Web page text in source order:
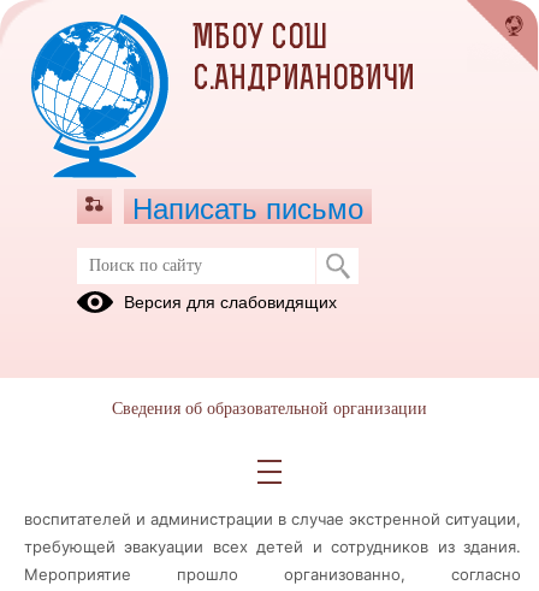
Эвакуация
10.10.2024г работниками ПЧ 6/8 с. Андриановичи ГКПТУ СО
«ОПС Свердловской области № 6» было проведено занятие по
сада №17 "Тополёк" филиала МБОУ СОШ с. Андриановичи. В
воспитателей и администрации в случае экстренной ситуации,
требующей эвакуации всех детей и сотрудников из здания.
Мероприятие прошло организованно, согласно
МБОУ СОШ
С.АНДРИАНОВИЧИ
Написать письмо
Версия для слабовидящих
Сведения об образовательной организации